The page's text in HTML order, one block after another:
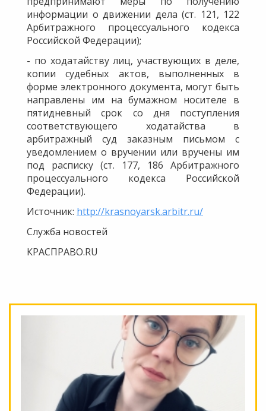
информации о движении дела (ст. 121, 122
Арбитражного процессуального кодекса
Российской Федерации);
- по ходатайству лиц, участвующих в деле,
копии судебных актов, выполненных в
форме электронного документа, могут быть
направлены им на бумажном носителе в
пятидневный срок со дня поступления
соответствующего ходатайства в
арбитражный суд заказным письмом с
уведомлением о вручении или вручены им
под расписку (ст. 177, 186 Арбитражного
процессуального кодекса Российской
Федерации).
Источник: http://krasnoyarsk.arbitr.ru/
Служба новостей
КРАСПРАВО.RU